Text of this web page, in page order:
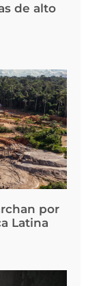
de alto
por
Latina